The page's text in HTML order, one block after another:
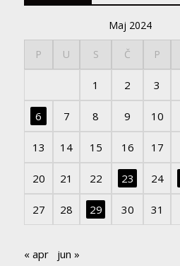
Maj 2024
P U S Č P
1 2 3
6 7 8 9 10
13 14 15 16 17
20 21 22 23 24
27 28 29 30 31
« apr jun »